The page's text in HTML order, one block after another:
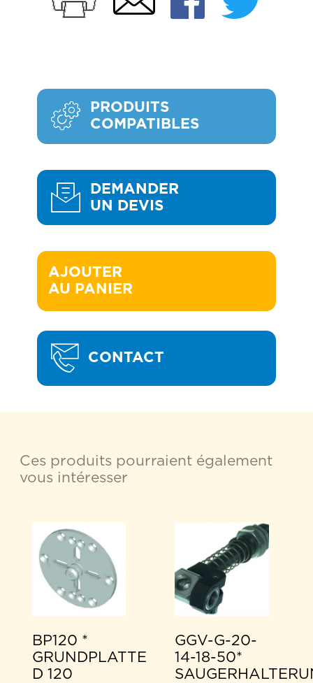
PRODUITS
COMPATIBLES
DEMANDER
UN DEVIS
AJOUTER
AU PANIER
CONTACT
Ces produits pourraient également
vous intéresser
BP120 *
GRUNDPLATTE
D 120
GGV-G-20-
14-18-50*